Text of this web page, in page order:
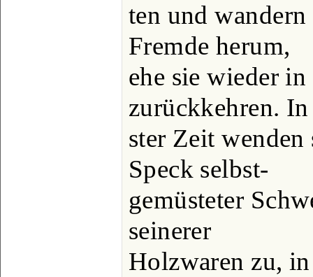
ten und
Fremde herum,
ehe sie wieder
zurückkehren.
ster Zeit
Speck selbst-
gemüsteter
seinerer
Holzwaren zu,